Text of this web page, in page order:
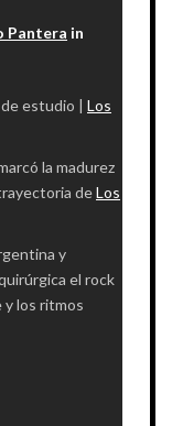
Pantera in
de estudio | Los
la madurez
deLos
y
el rock
y los ritmos